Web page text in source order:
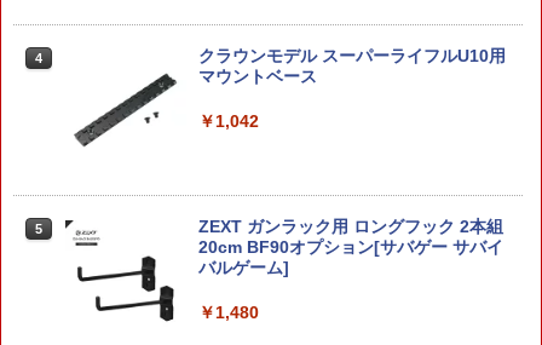
ツ) 30MM 1／144 xEXM-000 ゼノヴァル
￥2,420
￥2,380
4
クラウンモデル スーパーライフルU10用
マウントベース
￥1,042
5
ZEXT ガンラック用 ロングフック 2本組
20cm BF90オプション[サバゲー サバイ
バルゲーム]
￥1,480